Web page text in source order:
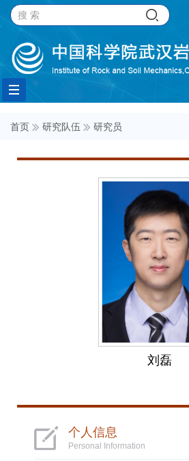
Toggle
navigation
首页 研究队伍 研究员
刘磊
个人信息
Personal Information